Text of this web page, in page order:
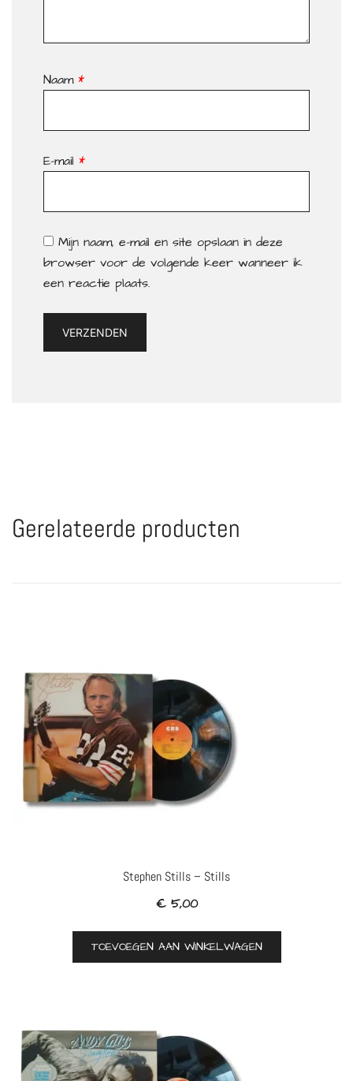
Naam *
E-mail *
Mijn naam, e-mail en site opslaan in deze
browser voor de volgende keer wanneer ik
een reactie plaats.
Gerelateerde producten
Stephen Stills – Stills
€5,00
TOEVOEGEN AAN WINKELWAGEN